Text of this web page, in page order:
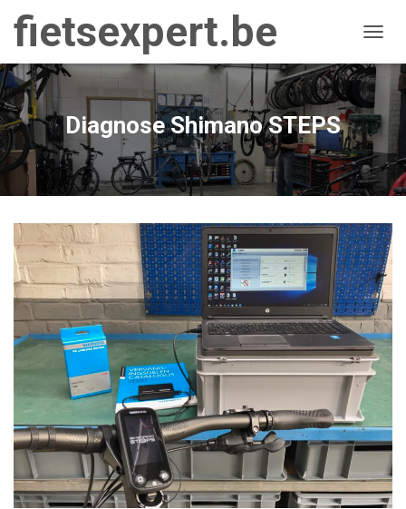
fietsexpert.be
Diagnose Shimano STEPS